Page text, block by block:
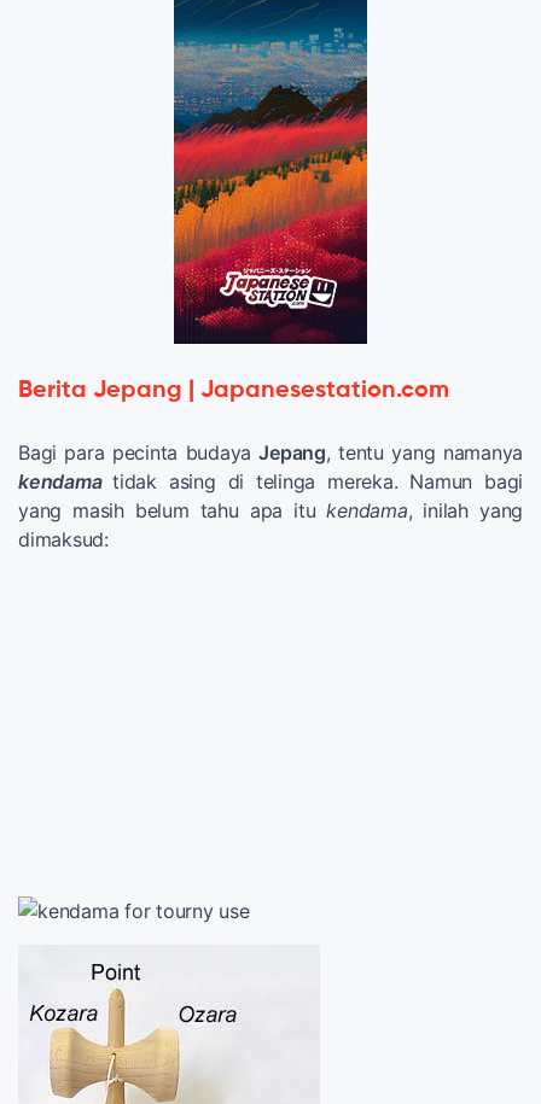
Berita Jepang | Japanesestation.com
Bagi para pecinta budayaJepang, tentu yang namanya
kendamatidak asing di telinga mereka. Namun bagi
yang masih belum tahu apa itukendama, inilah yang
dimaksud: